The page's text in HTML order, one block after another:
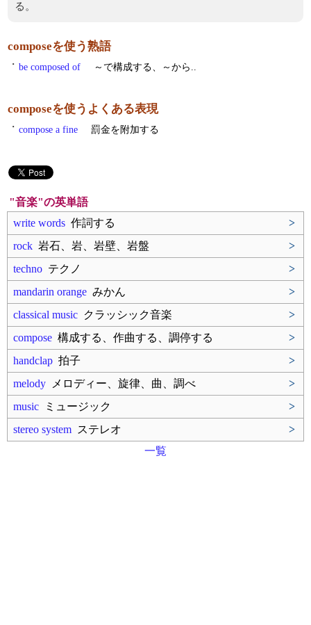
る。
composeを使う熟語
・ be composed of ～で構成する、～から..
composeを使うよくある表現
・ compose a fine 罰金を附加する
"音楽"の英単語
write words 作詞する
>
rock 岩石、岩、岩壁、岩盤
>
techno テクノ
>
mandarin orange みかん
>
classical music クラッシック音楽
>
compose 構成する、作曲する、調停する
>
handclap 拍子
>
melody メロディー、旋律、曲、調べ
>
music ミュージック
>
stereo system ステレオ
>
一覧